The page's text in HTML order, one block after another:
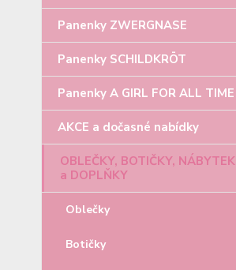
Panenky ZWERGNASE
Panenky SCHILDKRÖT
Panenky A GIRL FOR ALL TIME
AKCE a dočasné nabídky
OBLEČKY, BOTIČKY, NÁBYTEK
a DOPLŇKY
Oblečky
Botičky